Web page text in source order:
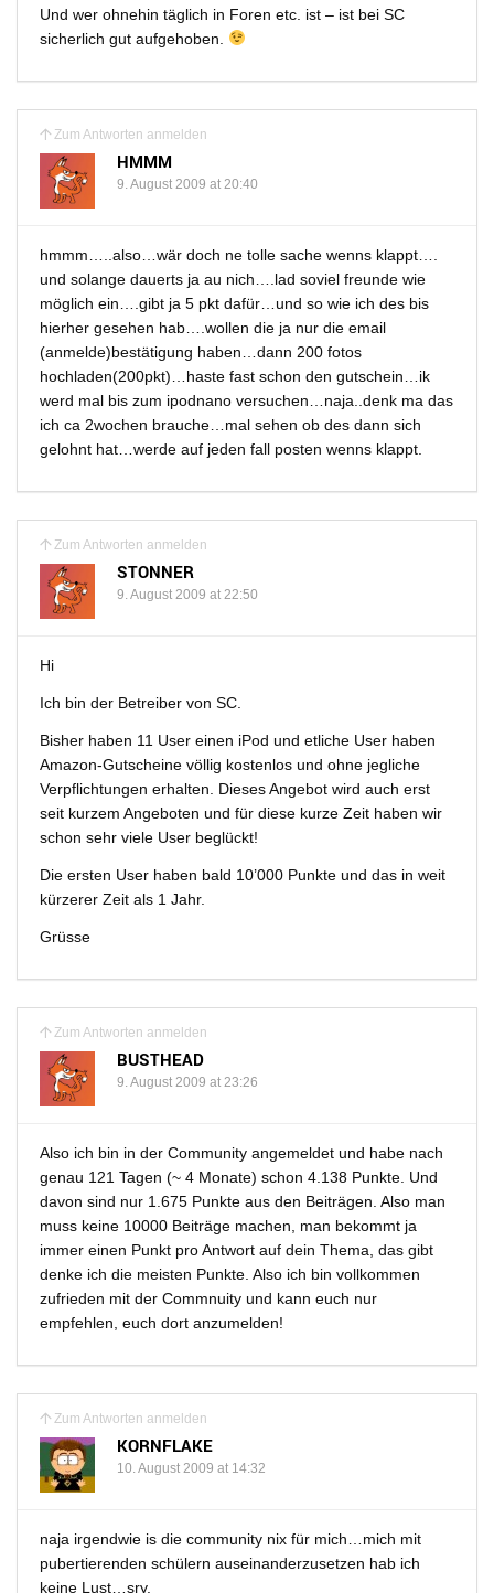
Und wer ohnehin täglich in Foren etc. ist – ist bei SC
sicherlich gut aufgehoben.
Zum Antworten anmelden
HMMM
9. August 2009 at 20:40
hmmm…..also…wär doch ne tolle sache wenns klappt….
und solange dauerts ja au nich….lad soviel freunde wie
möglich ein….gibt ja 5 pkt dafür…und so wie ich des bis
hierher gesehen hab….wollen die ja nur die email
(anmelde)bestätigung haben…dann 200 fotos
hochladen(200pkt)…haste fast schon den gutschein…ik
werd mal bis zum ipodnano versuchen…naja..denk ma das
ich ca 2wochen brauche…mal sehen ob des dann sich
gelohnt hat…werde auf jeden fall posten wenns klappt.
Zum Antworten anmelden
STONNER
9. August 2009 at 22:50
Hi
Ich bin der Betreiber von SC.
Bisher haben 11 User einen iPod und etliche User haben
Amazon-Gutscheine völlig kostenlos und ohne jegliche
Verpflichtungen erhalten. Dieses Angebot wird auch erst
seit kurzem Angeboten und für diese kurze Zeit haben wir
schon sehr viele User beglückt!
Die ersten User haben bald 10’000 Punkte und das in weit
kürzerer Zeit als 1 Jahr.
Grüsse
Zum Antworten anmelden
BUSTHEAD
9. August 2009 at 23:26
Also ich bin in der Community angemeldet und habe nach
genau 121 Tagen (~ 4 Monate) schon 4.138 Punkte. Und
davon sind nur 1.675 Punkte aus den Beiträgen. Also man
muss keine 10000 Beiträge machen, man bekommt ja
immer einen Punkt pro Antwort auf dein Thema, das gibt
denke ich die meisten Punkte. Also ich bin vollkommen
zufrieden mit der Commnuity und kann euch nur
empfehlen, euch dort anzumelden!
Zum Antworten anmelden
KORNFLAKE
10. August 2009 at 14:32
naja irgendwie is die community nix für mich…mich mit
pubertierenden schülern auseinanderzusetzen hab ich
keine Lust…sry.